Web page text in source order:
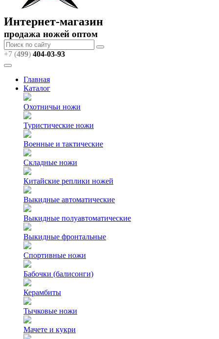
Интернет-магазин
продажа ножей оптом
+7 (499) 404-03-93
Главная
Каталог
Охотничьи ножи
Туристические ножи
Военные и тактические
Складные ножи
Китайские реплики ножей
Выкидные автоматические
Выкидные полуавтоматические
Выкидные фронтальные
Спортивные ножи
Бабочки (балисонги)
Керамбиты
Тычковые ножи
Мачете и кукри